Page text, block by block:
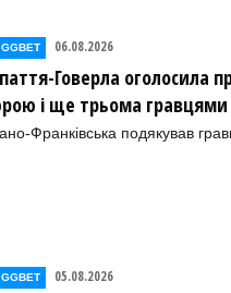
06.08.2026
Говерла оголосила
і ще трьома гравцями
Франківська подякував
05.08.2026